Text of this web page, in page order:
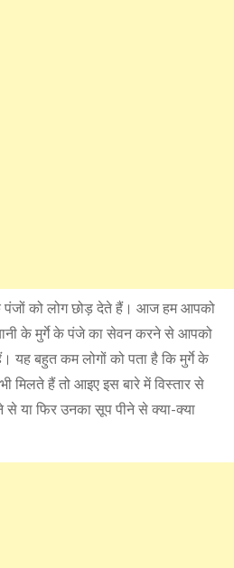
पंजों को लोग छोड़ देते हैं। आज हम आपको
के मुर्गे के पंजे का सेवन करने से आपको
यह बहुत कम लोगों को पता है कि मुर्गे के
मिलते हैं तो आइए इस बारे में विस्तार से
या फिर उनका सूप पीने से क्या-क्या